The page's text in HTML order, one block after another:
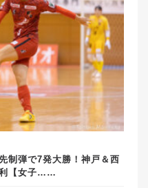
制弾で7発大勝！神戸＆西
利【女子……